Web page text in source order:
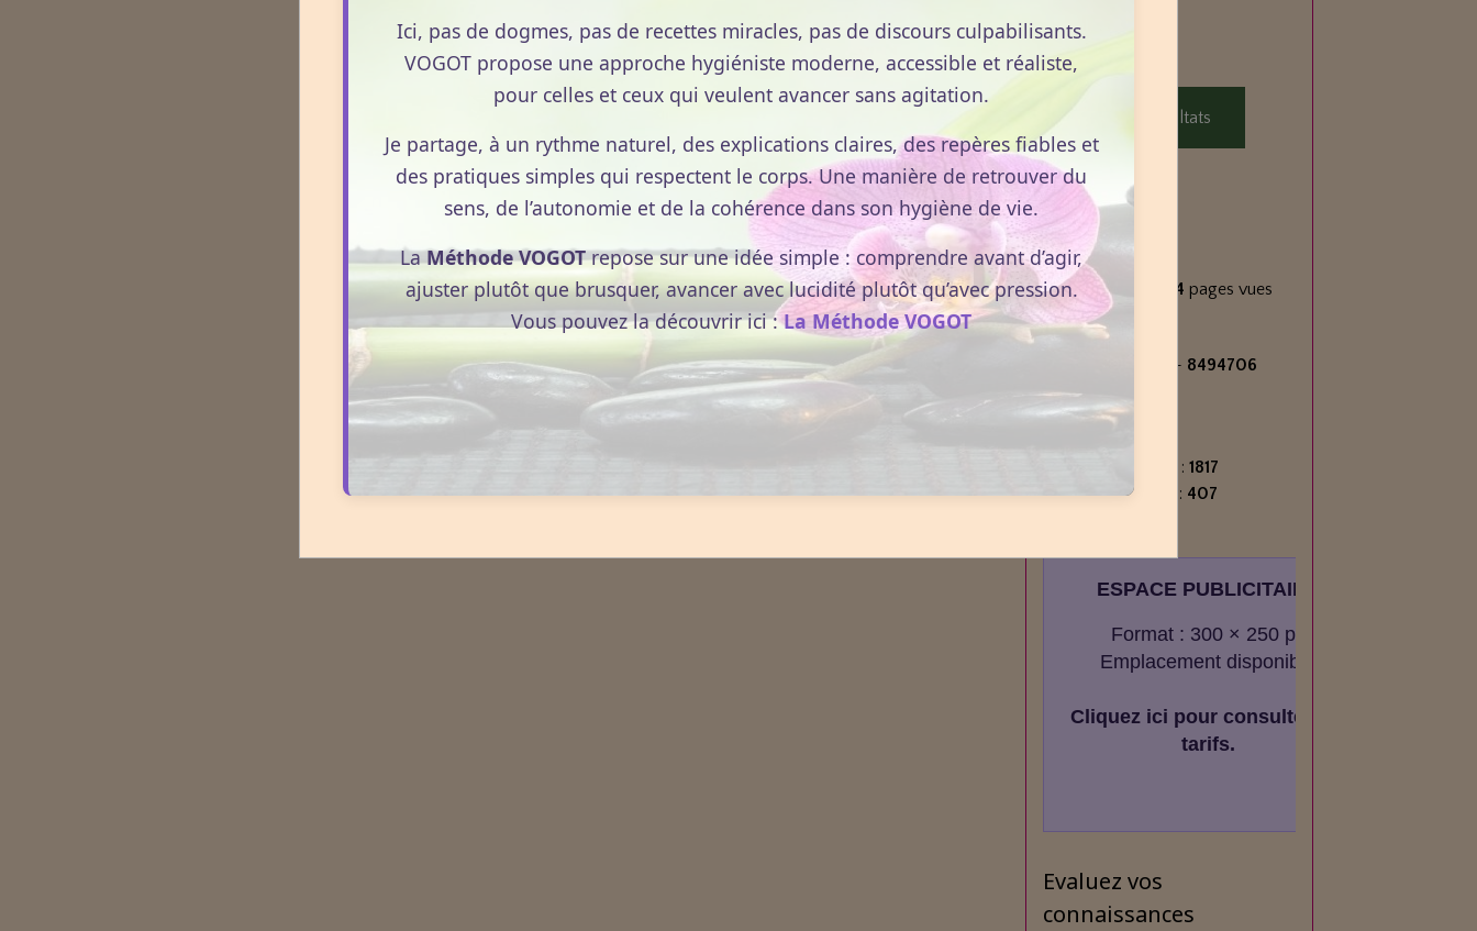
Voir les résultats
Statistiques
Aujourd'hui
673visiteurs - 1724 pages vues
Total
visiteurs - 8494706
pages vues
Nombre de pages :1817
Nombre d'articles : 407
ESPACE PUBLICITAIRE
Format : 300 × 250 px
Emplacement disponible
Cliquez ici pour consulter les
tarifs.
Evaluez vos
connaissances
Ici, pas de dogmes, pas de recettes miracles, pas de discours culpabilisants.
VOGOT propose une approche hygiéniste moderne, accessible et réaliste,
pour celles et ceux qui veulent avancer sans agitation.
Je partage, à un rythme naturel, des explications claires, des repères fiables et
des pratiques simples qui respectent le corps. Une manière de retrouver du
sens, de l’autonomie et de la cohérence dans son hygiène de vie.
LaMéthode VOGOTrepose sur une idée simple : comprendre avant d’agir,
ajuster plutôt que brusquer, avancer avec lucidité plutôt qu’avec pression.
Vous pouvez la découvrir ici :La Méthode VOGOT